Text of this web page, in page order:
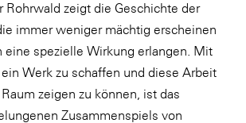
Rohrwald zeigt die Geschichte der
immer weniger mächtig erscheinen
eine spezielle Wirkung erlangen. Mit
Werk zu schaffen und diese Arbeit
zeigen zu können, ist das
Zusammenspiels von